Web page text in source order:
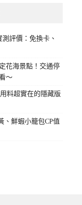
測評價：免換卡、
花海景點！交通停
～
料超實在的隱藏版
、鮮蝦小籠包CP值